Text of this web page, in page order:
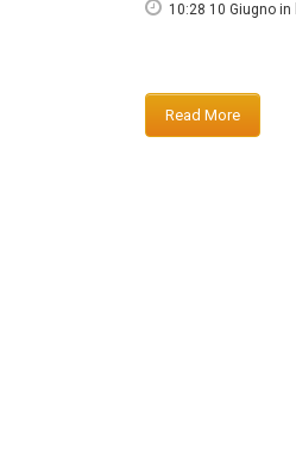
10:28 10 Giugno in
Read More